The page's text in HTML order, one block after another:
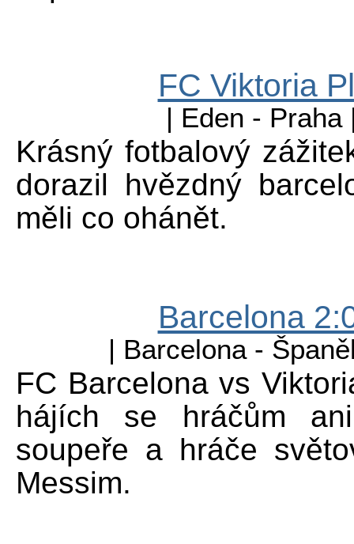
FC Viktoria
| Eden -
Krásný fotbalový
dorazil hvězdný
měli co ohánět.
Barcelona
| Barcelona -
FC Barcelona vs
hájích se hráčům
soupeře a hráče
Messim.